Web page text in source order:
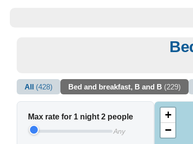
All (428) Bed and breakfast, B and B (229)
Max rate for 1 night 2 people
Any
+
−